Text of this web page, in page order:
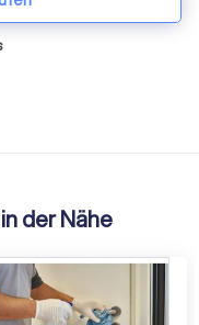
der Nähe